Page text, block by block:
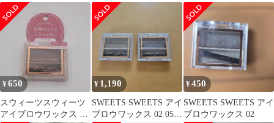
2個セット 03 04
ウワックス 05
ブロウワックス
¥650
スウィーツスウィーツ
アイブロウワックス 02
¥ 1,190
SWEETS SWEETS アイ
ブロウワックス 02 05 2
¥450
SWEETS SWEETS アイ
ブロウワックス 02